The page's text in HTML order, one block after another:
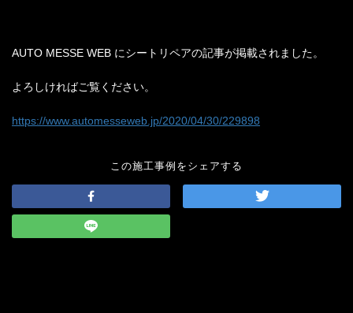
AUTO MESSE WEB にシートリペアの記事が掲載されました。
よろしければご覧ください。
https://www.automesseweb.jp/2020/04/30/229898
この施工事例をシェアする